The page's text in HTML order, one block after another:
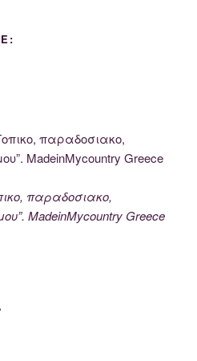
παραδοσιακο,
MadeinMycountry Greece